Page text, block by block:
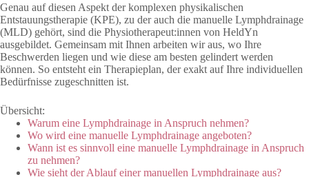
Genau auf diesen Aspekt der komplexen physikalischen
Entstauungstherapie (KPE), zu der auch die manuelle Lymphdrainage
(MLD) gehört, sind die Physiotherapeut:innen von HeldYn
ausgebildet. Gemeinsam mit Ihnen arbeiten wir aus, wo Ihre
Beschwerden liegen und wie diese am besten gelindert werden
können. So entsteht ein Therapieplan, der exakt auf Ihre individuellen
Bedürfnisse zugeschnitten ist.
Übersicht:
Warum eine Lymphdrainage in Anspruch nehmen?
Wo wird eine manuelle Lymphdrainage angeboten?
Wann ist es sinnvoll eine manuelle Lymphdrainage in Anspruch
zu nehmen?
Wie sieht der Ablauf einer manuellen Lymphdrainage aus?